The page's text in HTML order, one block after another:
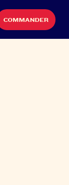
COMMANDER